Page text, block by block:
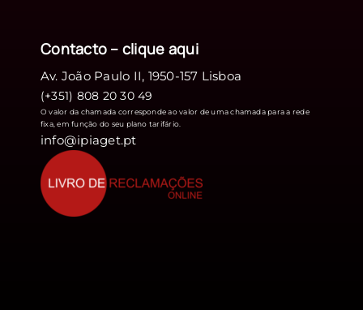
Contacto – clique aqui
Av. João Paulo II, 1950-157 Lisboa
(+351) 808 20 30 49
O valor da chamada corresponde ao valor de uma chamada para a rede
fixa, em função do seu plano tarifário.
info@ipiaget.pt